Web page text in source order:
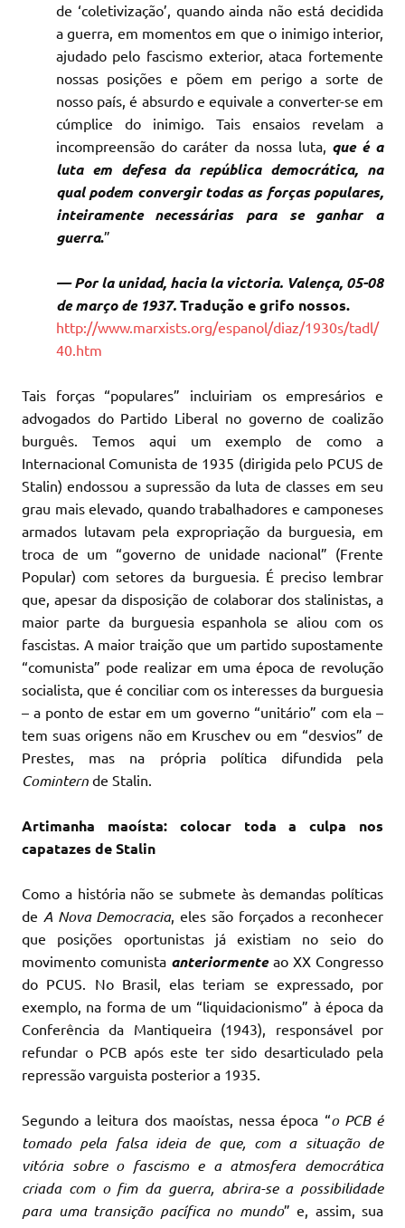
de ‘coletivização’, quando ainda não está decidida
a guerra, em momentos em que o inimigo interior,
ajudado pelo fascismo exterior, ataca fortemente
nossas posições e põem em perigo a sorte de
nosso país, é absurdo e equivale a converter-se em
cúmplice do inimigo. Tais ensaios revelam a
incompreensão do caráter da nossa luta, que é a
luta em defesa da república democrática, na
qual podem convergir todas as forças populares,
inteiramente necessárias para se ganhar a
guerra.”
— Por la unidad, hacia la victoria. Valença, 05-08
de março de 1937.Tradução e grifo nossos.
http://www.marxists.org/espanol/diaz/1930s/tadl/
40.htm
Tais forças “populares” incluiriam os empresários e
advogados do Partido Liberal no governo de coalizão
burguês. Temos aqui um exemplo de como a
Internacional Comunista de 1935 (dirigida pelo PCUS de
Stalin) endossou a supressão da luta de classes em seu
grau mais elevado, quando trabalhadores e camponeses
armados lutavam pela expropriação da burguesia, em
troca de um “governo de unidade nacional” (Frente
Popular) com setores da burguesia. É preciso lembrar
que, apesar da disposição de colaborar dos stalinistas, a
maior parte da burguesia espanhola se aliou com os
fascistas. A maior traição que um partido supostamente
“comunista” pode realizar em uma época de revolução
socialista, que é conciliar com os interesses da burguesia
– a ponto de estar em um governo “unitário” com ela –
tem suas origens não em Kruschev ou em “desvios” de
Prestes, mas na própria política difundida pela
Comintern de Stalin.
Artimanha maoísta: colocar toda a culpa nos
capatazes de Stalin
Como a história não se submete às demandas políticas
de A Nova Democracia, eles são forçados a reconhecer
que posições oportunistas já existiam no seio do
movimento comunista anteriormenteao XX Congresso
do PCUS. No Brasil, elas teriam se expressado, por
exemplo, na forma de um “liquidacionismo” à época da
Conferência da Mantiqueira (1943), responsável por
refundar o PCB após este ter sido desarticulado pela
repressão varguista posterior a 1935.
Segundo a leitura dos maoístas, nessa época “o PCB é
tomado pela falsa ideia de que, com a situação de
vitória sobre o fascismo e a atmosfera democrática
criada com o fim da guerra, abrira-se a possibilidade
para uma transição pacífica no mundo” e, assim, sua